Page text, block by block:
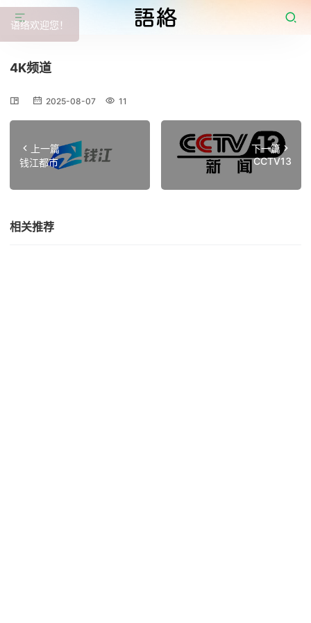
4K频道
2025-08-07 11
上一篇
钱江都市
下一篇
CCTV13
相关推荐
语络欢迎您！